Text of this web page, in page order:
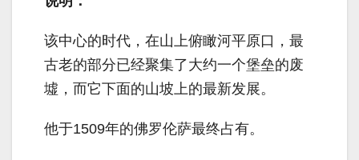
该中心的时代，在山上俯瞰河平原口，最
古老的部分已经聚集了大约一个堡垒的废
墟，而它下面的山坡上的最新发展。
他于1509年的佛罗伦萨最终占有。